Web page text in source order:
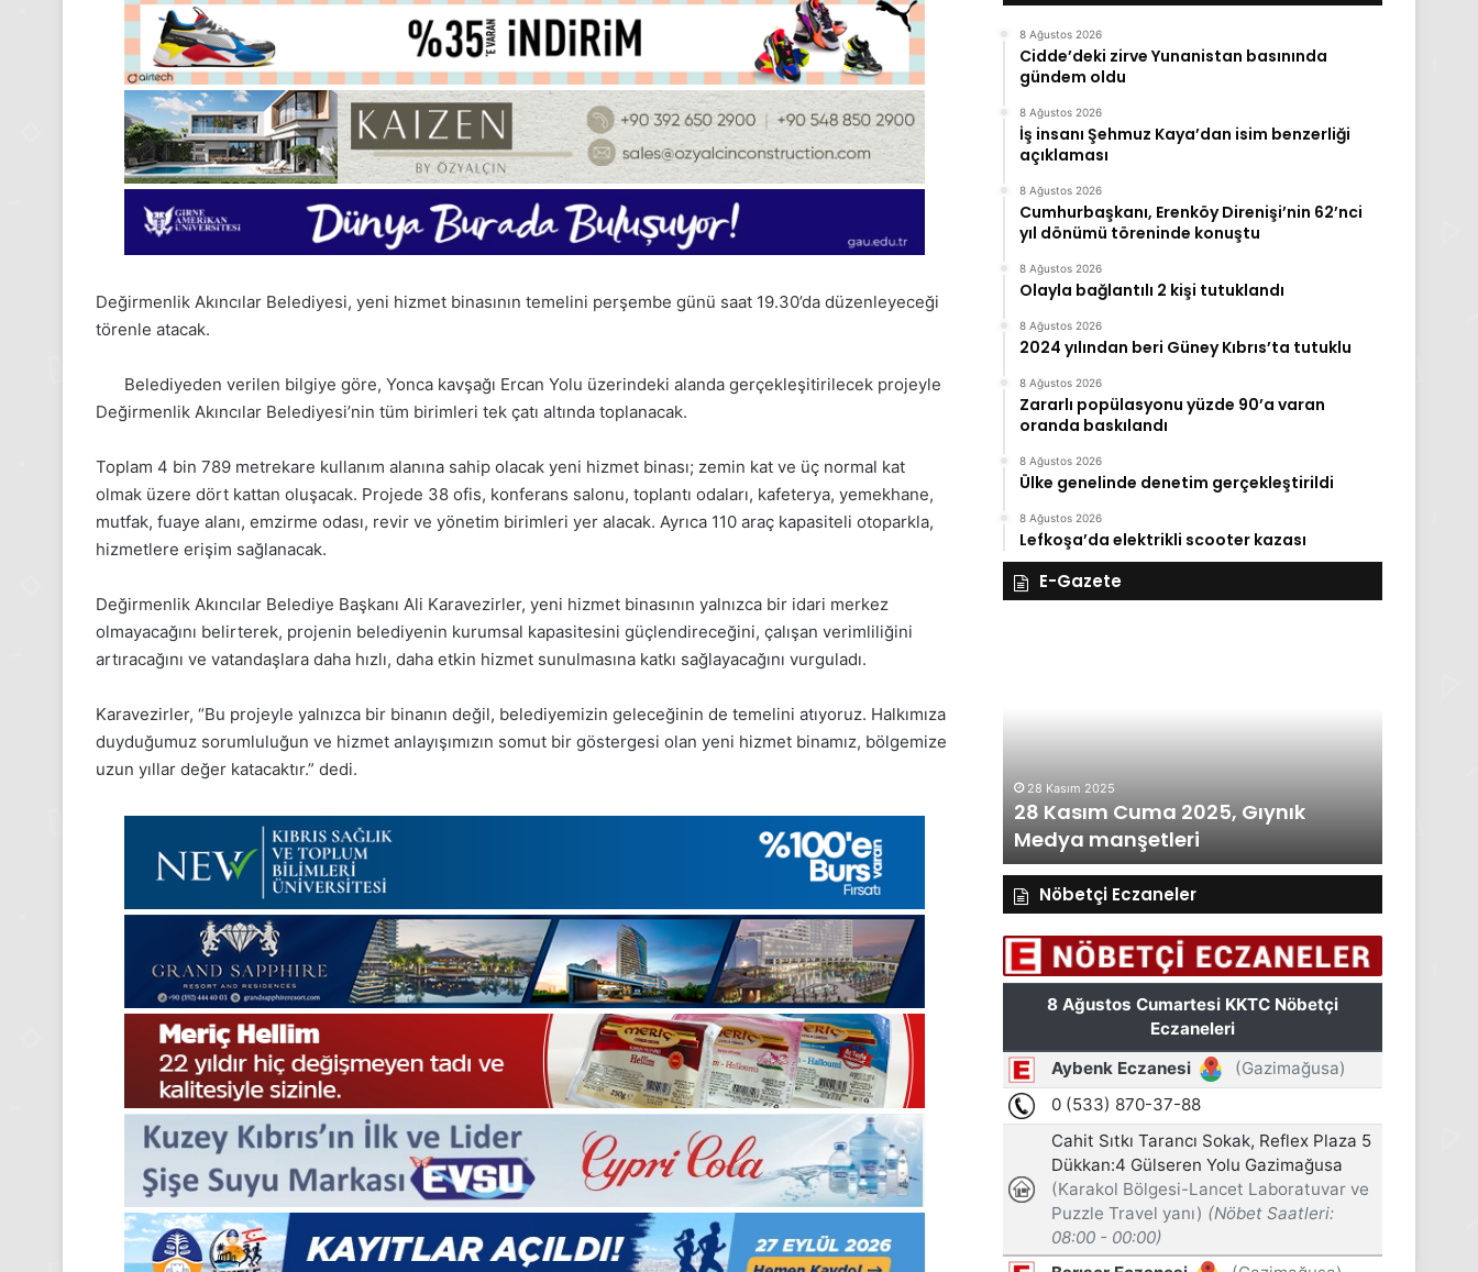
Değirmenlik Akıncılar Belediyesi, yeni hizmet binasının temelini perşembe günü saat 19.30’da düzenleyeceği
törenle atacak.
Belediyeden verilen bilgiye göre, Yonca kavşağı Ercan Yolu üzerindeki alanda gerçekleşitirilecek projeyle
Değirmenlik Akıncılar Belediyesi’nin tüm birimleri tek çatı altında toplanacak.
Toplam 4 bin 789 metrekare kullanım alanına sahip olacak yeni hizmet binası; zemin kat ve üç normal kat
olmak üzere dört kattan oluşacak. Projede 38 ofis, konferans salonu, toplantı odaları, kafeterya, yemekhane,
mutfak, fuaye alanı, emzirme odası, revir ve yönetim birimleri yer alacak. Ayrıca 110 araç kapasiteli otoparkla,
hizmetlere erişim sağlanacak.
Değirmenlik Akıncılar Belediye Başkanı Ali Karavezirler, yeni hizmet binasının yalnızca bir idari merkez
olmayacağını belirterek, projenin belediyenin kurumsal kapasitesini güçlendireceğini, çalışan verimliliğini
artıracağını ve vatandaşlara daha hızlı, daha etkin hizmet sunulmasına katkı sağlayacağını vurguladı.
Karavezirler, “Bu projeyle yalnızca bir binanın değil, belediyemizin geleceğinin de temelini atıyoruz. Halkımıza
duyduğumuz sorumluluğun ve hizmet anlayışımızın somut bir göstergesi olan yeni hizmet binamız, bölgemize
uzun yıllar değer katacaktır.” dedi.
8 Ağustos 2026
Cidde’deki zirve Yunanistan basınında
gündem oldu
8 Ağustos 2026
İş insanı Şehmuz Kaya’dan isim benzerliği
açıklaması
8 Ağustos 2026
Cumhurbaşkanı, Erenköy Direnişi’nin 62’nci
yıl dönümü töreninde konuştu
8 Ağustos 2026
Olayla bağlantılı 2 kişi tutuklandı
8 Ağustos 2026
2024 yılından beri Güney Kıbrıs’ta tutuklu
8 Ağustos 2026
Zararlı popülasyonu yüzde 90’a varan
oranda baskılandı
8 Ağustos 2026
Ülke genelinde denetim gerçekleştirildi
8 Ağustos 2026
Lefkoşa’da elektrikli scooter kazası
E-Gazete
24
Kasım
Gıynık
Medya
manşetleri
24 Kasım Pazartesi 2025, Gıynık
Medya manşetleri
1
Aralık
Gıynık
Medya
1 Aralık Pazartesi 2025, Gıynık
Medya manşetleri
28 Kasım 2025
28 Kasım Cuma 2025, Gıynık
Medya manşetleri
Nöbetçi Eczaneler